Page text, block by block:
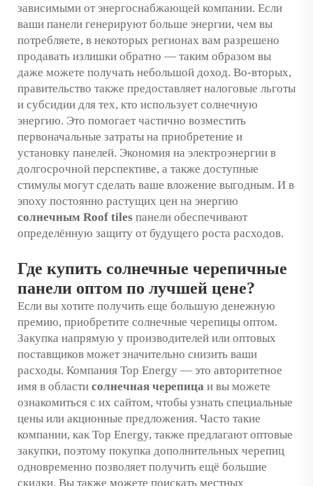
зависимыми от энергоснабжающей компании. Если
ваши панели генерируют больше энергии, чем вы
потребляете, в некоторых регионах вам разрешено
продавать излишки обратно — таким образом вы
даже можете получать небольшой доход. Во-вторых,
правительство также предоставляет налоговые льготы
и субсидии для тех, кто использует солнечную
энергию. Это помогает частично возместить
первоначальные затраты на приобретение и
установку панелей. Экономия на электроэнергии в
долгосрочной перспективе, а также доступные
стимулы могут сделать ваше вложение выгодным. И в
эпоху постоянно растущих цен на энергию
солнечным Roof tiles панели обеспечивают
определённую защиту от будущего роста расходов.
Где купить солнечные черепичные
панели оптом по лучшей цене?
Если вы хотите получить еще большую денежную
премию, приобретите солнечные черепицы оптом.
Закупка напрямую у производителей или оптовых
поставщиков может значительно снизить ваши
расходы. Компания Top Energy — это авторитетное
имя в области солнечная черепица и вы можете
ознакомиться с их сайтом, чтобы узнать специальные
цены или акционные предложения. Часто такие
компании, как Top Energy, также предлагают оптовые
закупки, поэтому покупка дополнительных черепиц
одновременно позволяет получить ещё большие
скидки. Вы также можете поискать местных